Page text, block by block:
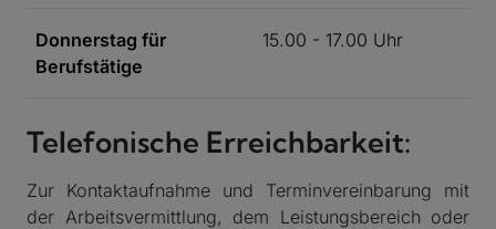
Donnerstag für
Berufstätige
15.00 - 17.00 Uhr
Telefonische Erreichbarkeit:
Zur Kontaktaufnahme und Terminvereinbarung mit
der Arbeitsvermittlung, dem Leistungsbereich oder